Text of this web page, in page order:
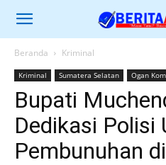
Beranda Kriminal
Kriminal Sumatera Selatan Ogan
Bupati
Dedikasi Polisi
Pembunuhan